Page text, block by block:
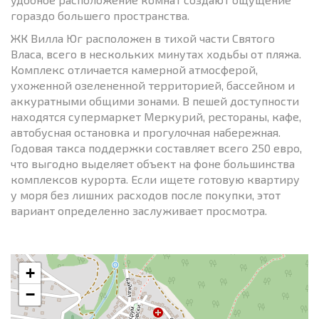
гораздо большего пространства.
ЖК Вилла Юг расположен в тихой части Святого
Власа, всего в нескольких минутах ходьбы от пляжа.
Комплекс отличается камерной атмосферой,
ухоженной озелененной территорией, бассейном и
аккуратными общими зонами. В пешей доступности
находятся супермаркет Меркурий, рестораны, кафе,
автобусная остановка и прогулочная набережная.
Годовая такса поддержки составляет всего 250 евро,
что выгодно выделяет объект на фоне большинства
комплексов курорта. Если ищете готовую квартиру
у моря без лишних расходов после покупки, этот
вариант определенно заслуживает просмотра.
+
−